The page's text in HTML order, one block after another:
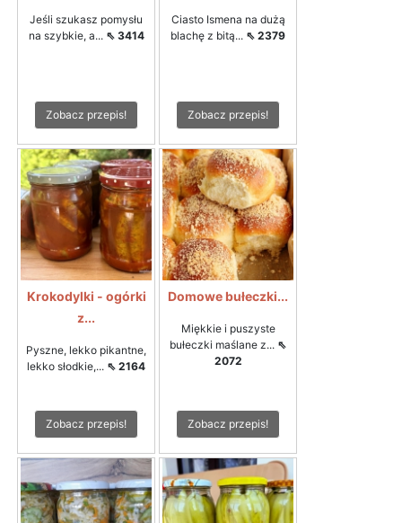
Jeśli szukasz pomysłu
na szybkie, a... ⇖ 3414
Zobacz przepis!
Ciasto Ismena na dużą
blachę z bitą... ⇖ 2379
Zobacz przepis!
Krokodylki - ogórki
z...
Pyszne, lekko pikantne,
lekko słodkie,... ⇖ 2164
Zobacz przepis!
Domowe bułeczki...
Miękkie i puszyste
bułeczki maślane z... ⇖
2072
Zobacz przepis!